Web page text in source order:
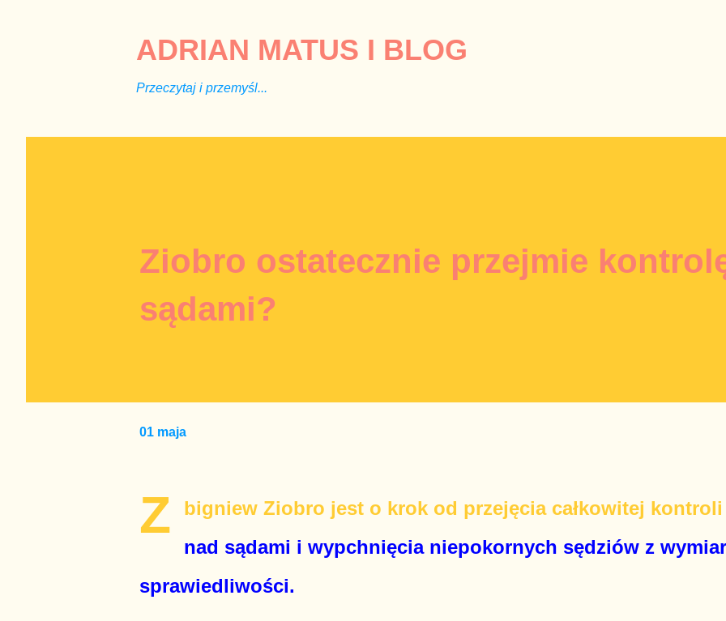
ADRIAN MATUS I BLOG
Przeczytaj i przemyśl...
Ziobro ostatecznie przejmie
sądami?
01 maja
Z
bigniew Ziobro jest o krok od przejęcia całkowitej kontroli
nad sądami i wypchnięcia niepokornych sędziów z
sprawiedliwości.